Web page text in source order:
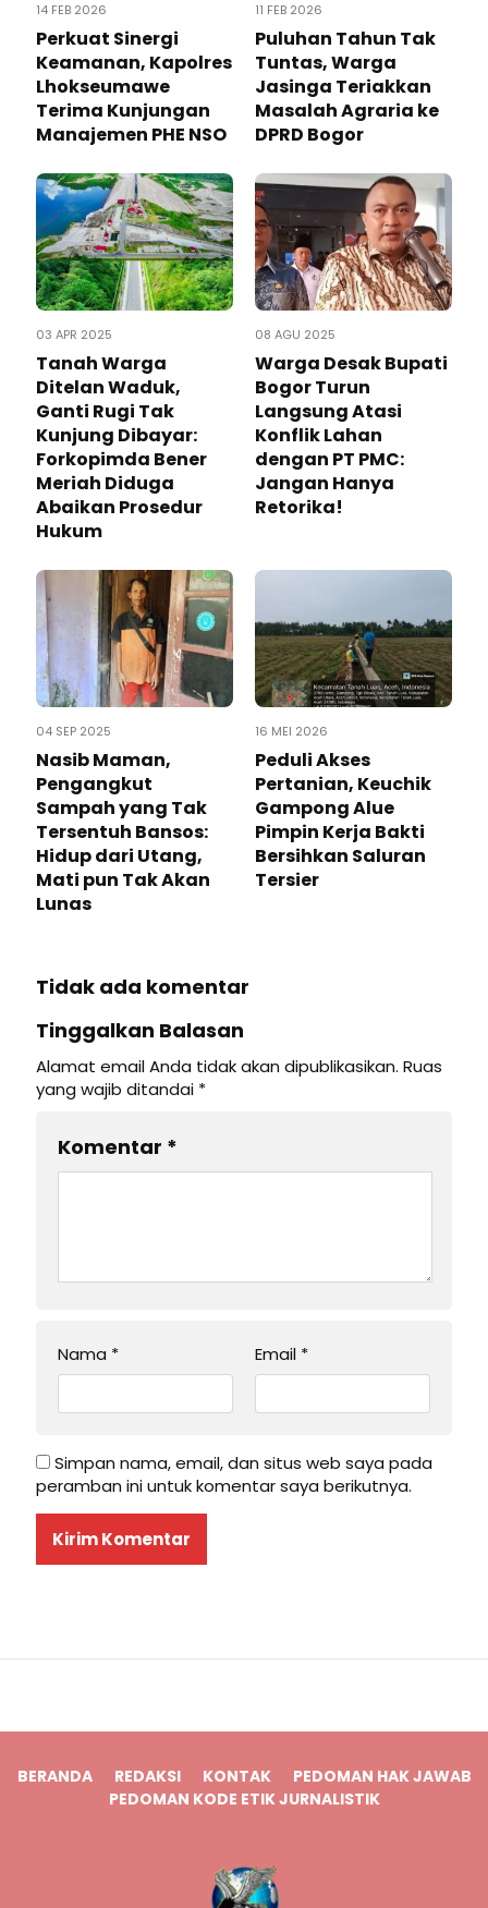
14 FEB 2026
Perkuat Sinergi
Keamanan, Kapolres
Lhokseumawe
Terima Kunjungan
Manajemen PHE NSO
11 FEB 2026
Puluhan Tahun Tak
Tuntas, Warga
Jasinga Teriakkan
Masalah Agraria ke
DPRD Bogor
03 APR 2025
Tanah Warga
Ditelan Waduk,
Ganti Rugi Tak
Kunjung Dibayar:
Forkopimda Bener
Meriah Diduga
Abaikan Prosedur
Hukum
08 AGU 2025
Warga Desak Bupati
Bogor Turun
Langsung Atasi
Konflik Lahan
dengan PT PMC:
Jangan Hanya
Retorika!
04 SEP 2025
Nasib Maman,
Pengangkut
Sampah yang Tak
Tersentuh Bansos:
Hidup dari Utang,
Mati pun Tak Akan
Lunas
16 MEI 2026
Peduli Akses
Pertanian, Keuchik
Gampong Alue
Pimpin Kerja Bakti
Bersihkan Saluran
Tersier
Tidak ada komentar
Tinggalkan Balasan
Alamat email Anda tidak akan dipublikasikan. Ruas
yang wajib ditandai *
Komentar *
Nama * Email *
Simpan nama, email, dan situs web saya pada
peramban ini untuk komentar saya berikutnya.
BERANDA REDAKSI KONTAK
PEDOMAN HAK JAWAB
PEDOMAN KODE ETIK JURNALISTIK